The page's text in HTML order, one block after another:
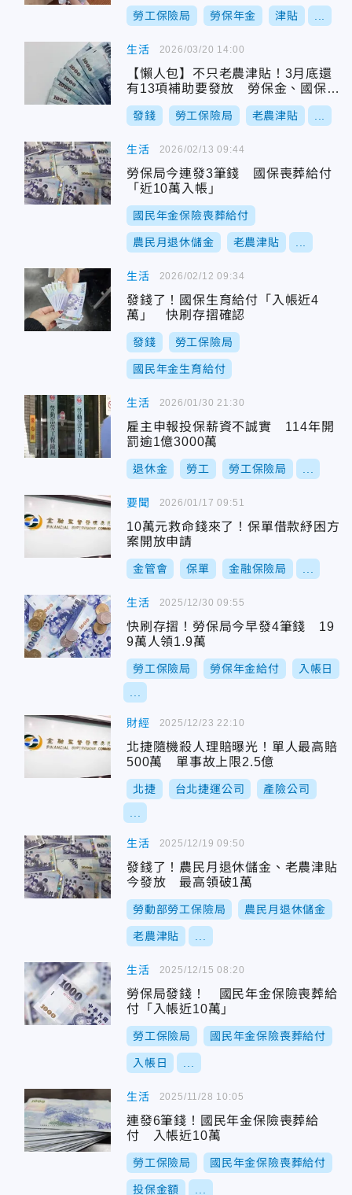
勞工保險局 勞保年金 津貼
生活
【懶人包】不只老農津貼！3月底還
有13項補助要發放 勞保金、國保金
入帳日一覽
發錢 勞工保險局 老農津貼
2026/03/20 14:00
生活
勞保局今連發3筆錢 國保喪葬給付
「近10萬入帳」
國民年金保險喪葬給付
農民月退休儲金 老農津貼
2026/02/13 09:44
生活
發錢了！國保生育給付「入帳近4
萬」 快刷存摺確認
發錢 勞工保險局
國民年金生育給付
2026/02/12 09:34
生活
雇主申報投保薪資不誠實 114年開
罰逾1億3000萬
退休金 勞工 勞工保險局
2026/01/30 21:30
要聞
10萬元救命錢來了！保單借款紓困方
案開放申請
金管會 保單 金融保險局
2026/01/17 09:51
生活
快刷存摺！勞保局今早發4筆錢 19
9萬人領1.9萬
勞工保險局 勞保年金給付 入帳日
2025/12/30 09:55
財經
北捷隨機殺人理賠曝光！單人最高賠
500萬 單事故上限2.5億
北捷 台北捷運公司 產險公司
2025/12/23 22:10
生活
發錢了！農民月退休儲金、老農津貼
今發放 最高領破1萬
勞動部勞工保險局 農民月退休儲金
老農津貼
2025/12/19 09:50
生活
勞保局發錢！ 國民年金保險喪葬給
付「入帳近10萬」
勞工保險局 國民年金保險喪葬給付
入帳日
2025/12/15 08:20
生活
連發6筆錢！國民年金保險喪葬給
付 入帳近10萬
勞工保險局 國民年金保險喪葬給付
投保金額
2025/11/28 10:05